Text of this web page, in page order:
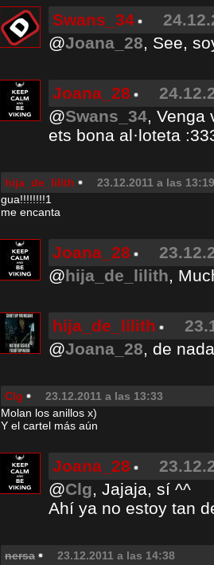
Swans_34
@Joana_28, See,
Joana_28
@Swans_34, Venga
ets bona al·loteta
hija_de_lilith
23.12.2011 a las 13:19
gua!!!!!!!!1
me encanta
Joana_28
@hija_de_lilith,
hija_de_lilith
@Joana_28, de
Clg
23.12.2011 a las 13:33
Molan los anillos x)
Y el cartel más aún
Joana_28
@Clg, Jajaja, sí ^^
Ahí ya no estoy tan
nersa
23.12.2011 a las 14:38